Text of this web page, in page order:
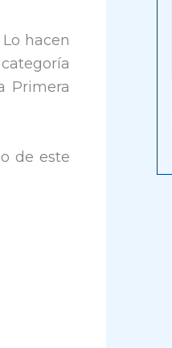
hacen
Primera
de este